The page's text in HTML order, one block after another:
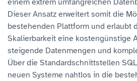
einem extrem umfangreichen
Dieser Ansatz erweitert somit die
bestehenden Plattform und erlaubt
Skalierbarkeit eine kostengünstige
steigende Datenmengen und
Über die Standardschnittstellen
neuen Systeme nahtlos in die